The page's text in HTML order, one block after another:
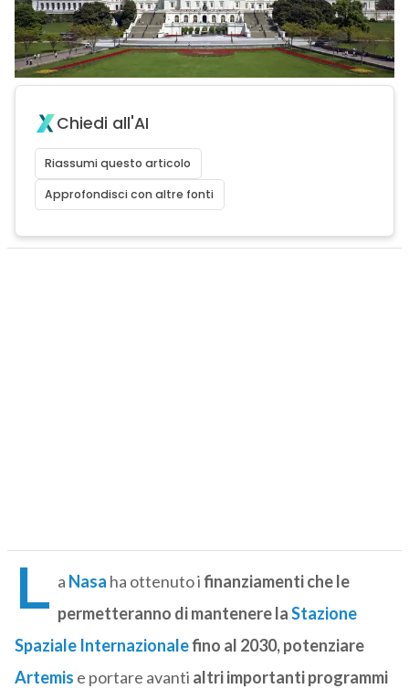
Chiedi all'AI
Riassumi questo articolo
Approfondisci con altre fonti
L a Nasa ha ottenuto ifinanziamenti che le
permetteranno di mantenere laStazione
Spaziale Internazionalefino al 2030, potenziare
Artemis e portare avanti altri importanti programmi